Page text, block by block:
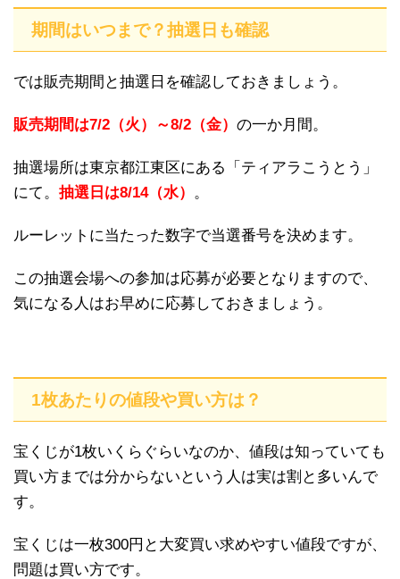
期間はいつまで？抽選日も確認
では販売期間と抽選日を確認しておきましょう。
販売期間は7/2（火）～8/2（金） の一か月間。
抽選場所は東京都江東区にある「ティアラこうとう」
にて。 抽選日は8/14（水） 。
ルーレットに当たった数字で当選番号を決めます。
この抽選会場への参加は応募が必要となりますので、
気になる人はお早めに応募しておきましょう。
1枚あたりの値段や買い方は？
宝くじが1枚いくらぐらいなのか、値段は知っていても
買い方までは分からないという人は実は割と多いんで
す。
宝くじは一枚300円と大変買い求めやすい値段ですが、
問題は買い方です。